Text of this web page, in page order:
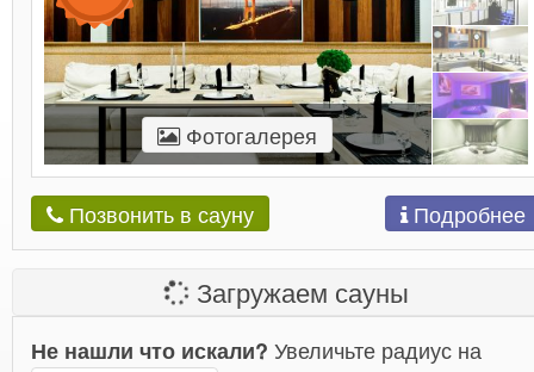
Фотогалерея
Позвонить в сауну Подробнее
Загружаем сауны
Не нашли что искали? Увеличьте радиус на